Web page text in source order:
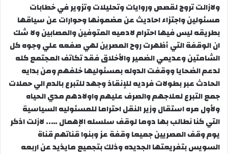
ولازالت تروج لقصص وروايات وتحليلات وتزوير في خطابات
مسئولين واجتزاء احاديث عن مضمونها وحوارات عن سياقها
بطريقه ليس فيها احترام لادميه المتوفين والمصابين ولا شك
ان الوقفة التي أظهرت روح المصرين لهي صفعه علي وجوه كل
الشامتين وعديمي الضمير والأخلاق فقد تكاتف المجتمع كله
لدعم الضحايا ووقفت الدوله بمسئوليها خلفهم ومن بدايه
الحادث عبر بطولات فرديه للإنقاذ وجهد للتبرع بالدم الي حملات
جمع التبرع لعلاجهم والصرف عليهم واولادهم مدي الحياه
ولأول مره استقال وزير النقل احتراما للمسئوليه السياسية
التي كنا نطالب بها دوما لوقف سلسله الإهمال ….. لازلت اذكر
يوم وقف المصريين جميعا وقفة عز وبنوا قناتهم قناة
السويس بتفريعتها الجديده وذلك بتجميع مايذيد عن اربعه